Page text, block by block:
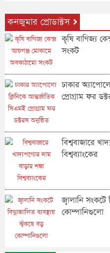
কনজুমার প্রোডাক্টস
কৃষি বাণিজ্য
সংকট
ঢাকার
প্রোগ্রাম ফর
বিশ্ববাজারে
বিশ্বব্যাংকের
জ্বালানি
কোম্পানিগুলো